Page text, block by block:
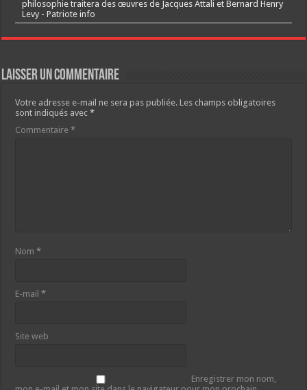
philosophie traitera des œuvres de Jacques Attali et Bernard Henry
Levy - Patriote info
Laisser un commentaire
Votre adresse e-mail ne sera pas publiée. Les champs obligatoires
sont indiqués avec*
Commentaire*
Nom*
E-mail*
Site web
Enregistrer mon nom,